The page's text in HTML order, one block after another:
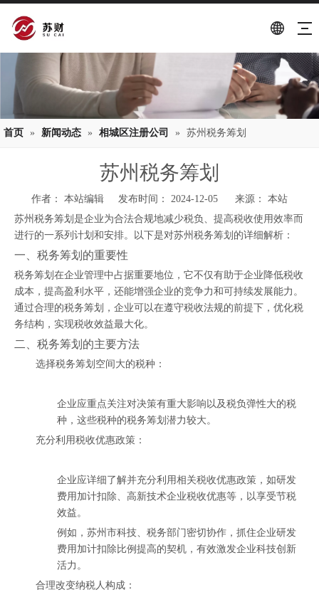
首页 » 新闻动态 » 相城区注册公司 » 苏州税务筹划
苏州税务筹划
作者： 本站编辑 发布时间： 2024-12-05 来源： 本站
苏州税务筹划是企业为合法合规地减少税负、提高税收使用效率而
进行的一系列计划和安排。以下是对苏州税务筹划的详细解析：
一、税务筹划的重要性
税务筹划在企业管理中占据重要地位，它不仅有助于企业降低税收
成本，提高盈利水平，还能增强企业的竞争力和可持续发展能力。
通过合理的税务筹划，企业可以在遵守税收法规的前提下，优化税
务结构，实现税收效益最大化。
二、税务筹划的主要方法
选择税务筹划空间大的税种：
企业应重点关注对决策有重大影响以及税负弹性大的税
种，这些税种的税务筹划潜力较大。
充分利用税收优惠政策：
企业应详细了解并充分利用相关税收优惠政策，如研发
费用加计扣除、高新技术企业税收优惠等，以享受节税
效益。
例如，苏州市科技、税务部门密切协作，抓住企业研发
费用加计扣除比例提高的契机，有效激发企业科技创新
活力。
合理改变纳税人构成：